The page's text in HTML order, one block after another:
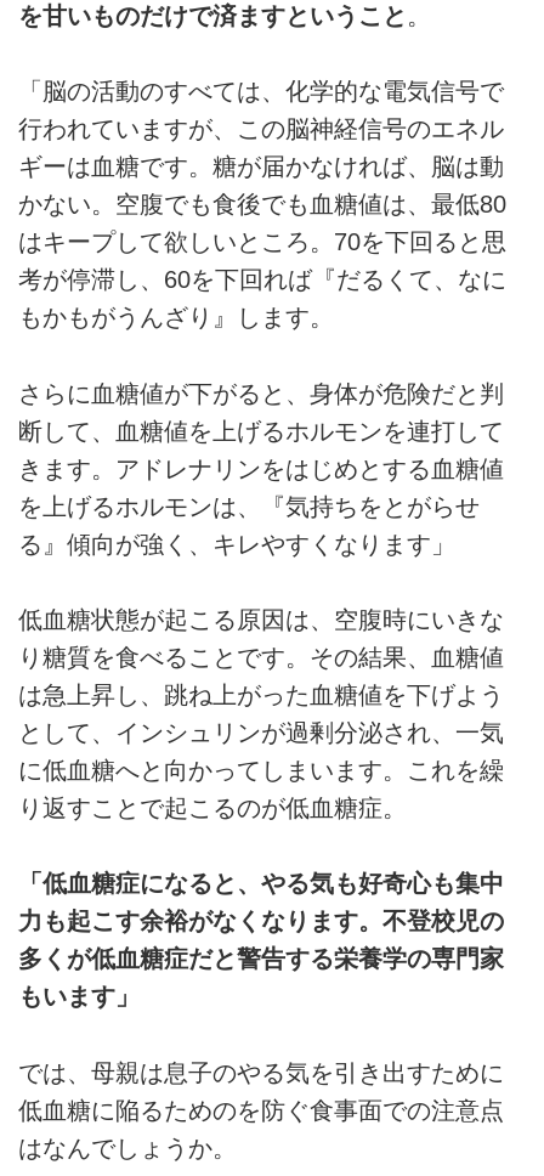
を甘いものだけで済ますということ 。
「脳の活動のすべては、化学的な電気信号で
行われていますが、この脳神経信号のエネル
ギーは血糖です。糖が届かなければ、脳は動
かない。空腹でも食後でも血糖値は、最低80
はキープして欲しいところ。70を下回ると思
考が停滞し、60を下回れば『だるくて、なに
もかもがうんざり』します。
さらに血糖値が下がると、身体が危険だと判
断して、血糖値を上げるホルモンを連打して
きます。アドレナリンをはじめとする血糖値
を上げるホルモンは、『気持ちをとがらせ
る』傾向が強く、キレやすくなります」
低血糖状態が起こる原因は、空腹時にいきな
り糖質を食べることです。その結果、血糖値
は急上昇し、跳ね上がった血糖値を下げよう
として、インシュリンが過剰分泌され、一気
に低血糖へと向かってしまいます。これを繰
り返すことで起こるのが低血糖症。
「低血糖症になると、やる気も好奇心も集中
力も起こす余裕がなくなります。不登校児の
多くが低血糖症だと警告する栄養学の専門家
もいます」
では、母親は息子のやる気を引き出すために
低血糖に陥るためのを防ぐ食事面での注意点
はなんでしょうか。